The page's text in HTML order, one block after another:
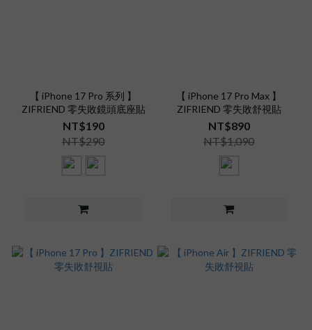
【 iPhone 17 Pro 系列 】
ZIFRIEND 零失敗鏡頭底座貼
NT$190
NT$290
【 iPhone 17 Pro Max 】
ZIFRIEND 零失敗舒視貼
NT$890
NT$1,090